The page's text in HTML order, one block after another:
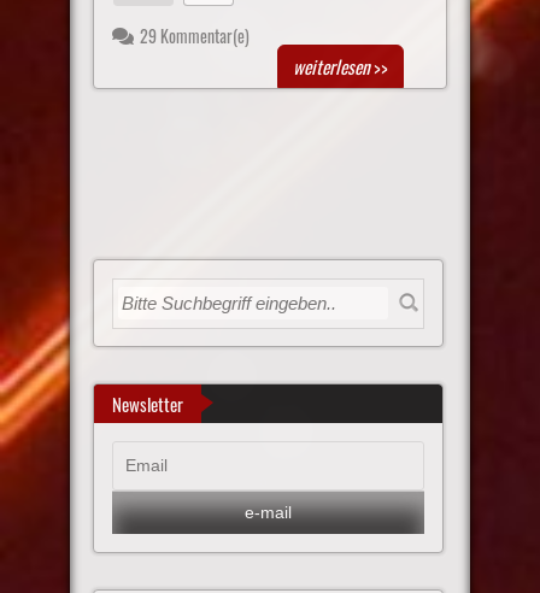
29 Kommentar(e)
weiterlesen>>
Newsletter